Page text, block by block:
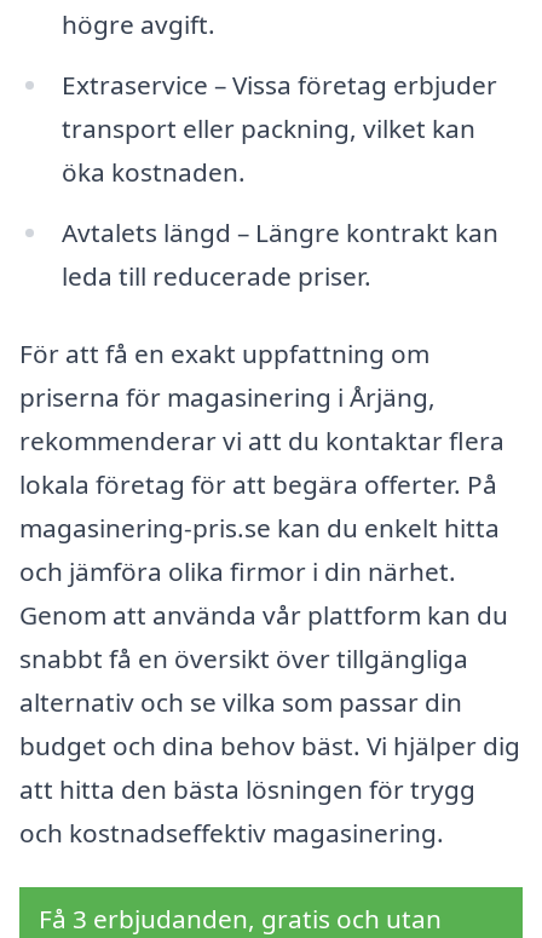
högre avgift.
Extraservice – Vissa företag erbjuder
transport eller packning, vilket kan
öka kostnaden.
Avtalets längd – Längre kontrakt kan
leda till reducerade priser.
För att få en exakt uppfattning om
priserna för magasinering i Årjäng,
rekommenderar vi att du kontaktar flera
lokala företag för att begära offerter. På
magasinering-pris.se kan du enkelt hitta
och jämföra olika firmor i din närhet.
Genom att använda vår plattform kan du
snabbt få en översikt över tillgängliga
alternativ och se vilka som passar din
budget och dina behov bäst. Vi hjälper dig
att hitta den bästa lösningen för trygg
och kostnadseffektiv magasinering.
Få 3 erbjudanden, gratis och utan